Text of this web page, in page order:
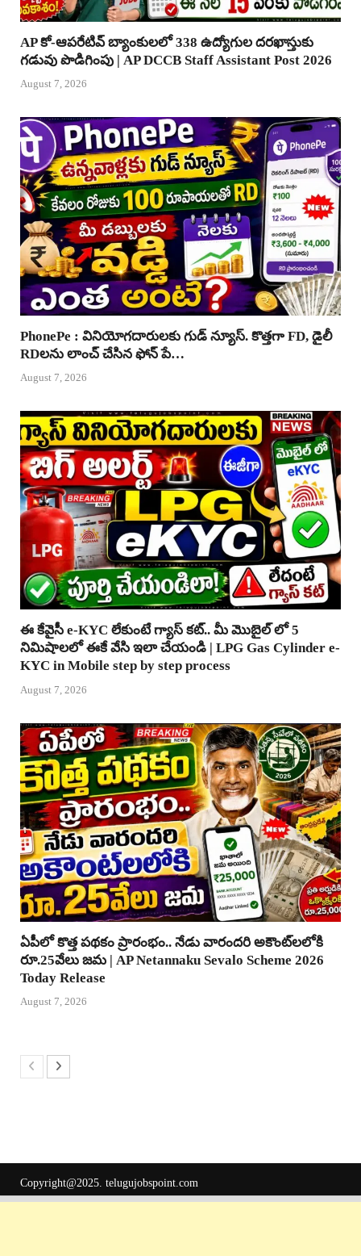
AP కో-ఆపరేటివ్ బ్యాంకులలో 338 ఉద్యోగుల దరఖాస్తుకు
గడువు పొడిగింపు | AP DCCB Staff Assistant Post 2026
August 7, 2026
PhonePe : వినియోగదారులకు గుడ్ న్యూస్. కొత్తగా FD, డైలీ
RDలను లాంచ్ చేసిన ఫోన్ పే…
August 7, 2026
ఈ కేవైసీ e-KYC లేకుంటే గ్యాస్ కట్.. మీ మొబైల్ లో 5
నిమిషాలలో ఈకే వేసి ఇలా చేయండి | LPG Gas Cylinder e-
KYC in Mobile step by step process
August 7, 2026
ఏపీలో కొత్త పథకం ప్రారంభం.. నేడు వారందరి అకౌంట్‌లలోకి
రూ.25వేలు జమ | AP Netannaku Sevalo Scheme 2026
Today Release
August 7, 2026
Copyright@2025. telugujobspoint.com